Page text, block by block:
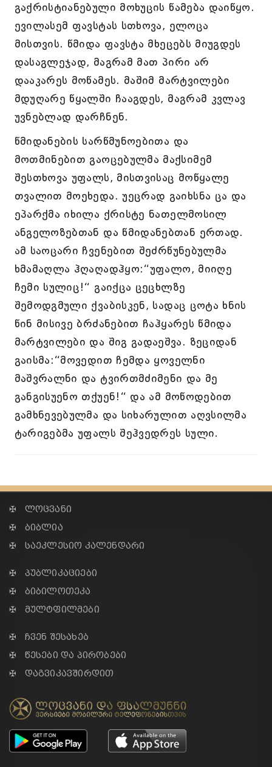
გაქრისტიანებული მოხუცის წამება დაიწყო.
ევილასემ ფავსტას სთხოვა, ელოცა
მისთვის. წმიდა ფავსტა მხეცებს მიუგდეს
დასაგლეჯად, მაგრამ მათ პირი არ
დააკარეს მოწამეს. მაშიმ მარტვილები
მდუღარე წყალში ჩააგდეს, მაგრამ კვლავ
უვნებლად დარჩნენ.
წმიდანების სარწმუნოებითა და
მოთმინებით გაოცებულმა მაქსიმემ
შესთხოვა უფალს, მისთვისაც მოწყალე
თვალით მოეხედა. უეცრად გაიხსნა ცა და
ეპარქმა იხილა ქრისტე ნათელმოსილ
ანგელოზებთან და წმიდანებთან ერთად.
ამ საოცარი ჩვენებით შეძრწუნებულმა
ხმამაღლა ჰღაღადჰყო:“უფალო, მიიღე
ჩემი სულიც!“ გაიქცა ცეცხლზე
შემოდგმული ქვაბისკენ, სადაც ცოტა ხნის
წინ მისივე ბრძანებით ჩაჰყარეს წმიდა
მარტვილები და შიგ გადაეშვა. ზეციდან
გაისმა:“მოვედით ჩემდა ყოველნი
მაშვრალნი და ტვირთმძიმენი და მე
განგისუენო თქუენ!“ და ამ მოწოდებით
გამხნევებულმა და სიხარულით აღვსილმა
ტარიგებმა უფალს შეჰვედრეს სული.
✠ ლოცვანი
✠ ბიბლია
✠ საეკლესიო კალენდარი
✠ პუბლიკაციები
✠ ბიბილოთეკა
✠ მულტფილმები
✠ ჩვენ შესახებ
✠ წესები და პირობები
✠ დაგვიკავშირდით